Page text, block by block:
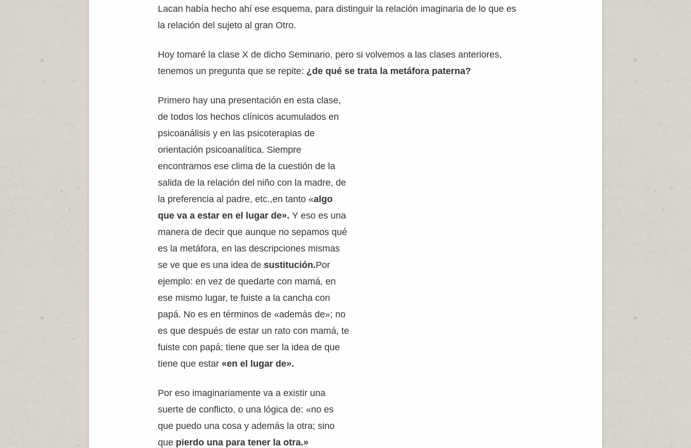
Lacan había hecho ahí ese esquema, para distinguir la relación imaginaria de lo que es
la relación del sujeto al gran Otro.
Hoy tomaré la clase X de dicho Seminario, pero si volvemos a las clases anteriores,
tenemos un pregunta que se repite: ¿de qué se trata la metáfora paterna?
Primero hay una presentación en esta clase,
de todos los hechos clínicos acumulados en
psicoanálisis y en las psicoterapias de
orientación psicoanalítica. Siempre
encontramos ese clima de la cuestión de la
salida de la relación del niño con la madre, de
la preferencia al padre, etc.,en tanto «algo
que va a estar en el lugar de». Y eso es una
manera de decir que aunque no sepamos qué
es la metáfora, en las descripciones mismas
se ve que es una idea desustitución.Por
ejemplo: en vez de quedarte con mamá, en
ese mismo lugar, te fuiste a la cancha con
papá. No es en términos de «además de»; no
es que después de estar un rato con mamá, te
fuiste con papá; tiene que ser la idea de que
tiene que estar«en el lugar de».
Por eso imaginariamente va a existir una
suerte de conflicto, o una lógica de: «no es
que puedo una cosa y además la otra; sino
que pierdo una para tener la otra.»